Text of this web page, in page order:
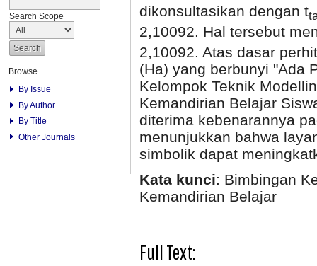
Search Scope
Browse
By Issue
By Author
By Title
Other Journals
dikonsultasikan dengan t
2,10092. Hal tersebut
2,10092. Atas dasar
(Ha) yang berbunyi "Ada
Kelompok Teknik
Kemandirian Belajar
diterima kebenarannya
menunjukkan bahwa
simbolik dapat
Kata kunci: Bimbingan
Kemandirian Belajar
Full Text: